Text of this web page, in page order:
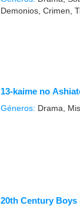
Demonios, Crimen,
13-kaime no
Géneros: Drama,
20th Century Boys